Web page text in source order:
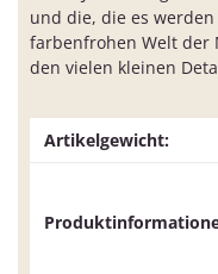
und die, die es
farbenfrohen Welt der
den vielen kleinen
Artikelgewicht: